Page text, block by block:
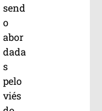
send
o
abor
dada
s
pelo
viés